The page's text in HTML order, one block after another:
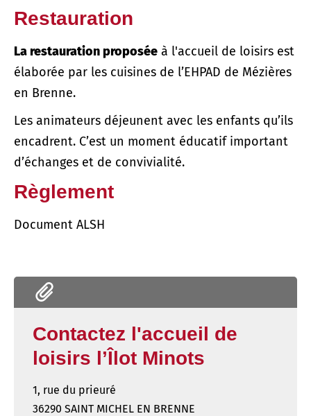
Restauration
La restauration proposée à l'accueil de loisirs est
élaborée par les cuisines de l’EHPAD de Mézières
en Brenne.
Les animateurs déjeunent avec les enfants qu’ils
encadrent. C’est un moment éducatif important
d’échanges et de convivialité.
Règlement
Document ALSH
Contactez l'accueil de
loisirs l’Îlot Minots
1, rue du prieuré
36290 SAINT MICHEL EN BRENNE